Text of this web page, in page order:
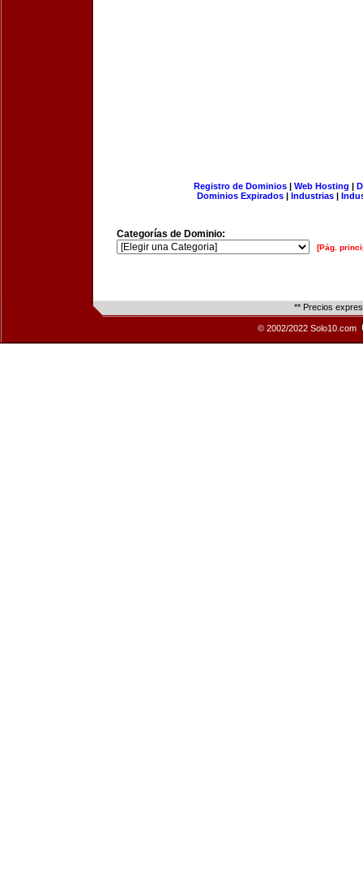
Registro de Dominios| Web Hosting |
Dominios Expirados | Industrias |
Categorías de Dominio:
[Pág.
** Precios
© 2002/2022 Solo10.com